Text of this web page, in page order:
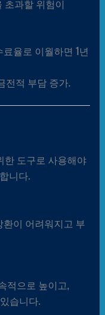
초과할 위험이
율로 이월하면 1년
전적 부담 증가.
한 도구로 사용해야
니다.
이 어려워지고 부
적으로 높이고,
습니다.